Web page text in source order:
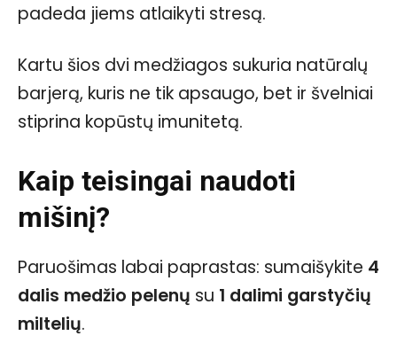
padeda jiems atlaikyti stresą.
Kartu šios dvi medžiagos sukuria natūralų
barjerą, kuris ne tik apsaugo, bet ir švelniai
stiprina kopūstų imunitetą.
Kaip teisingai naudoti
mišinį?
Paruošimas labai paprastas: sumaišykite 4
dalis medžio pelenų su 1 dalimi garstyčių
miltelių.